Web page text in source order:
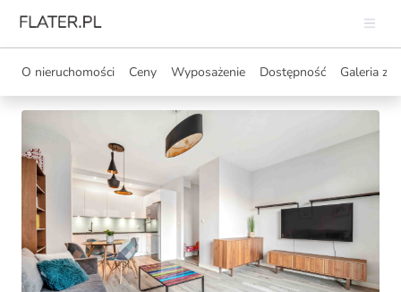
O nieruchomości Ceny Wyposażenie Dostępność Galeria